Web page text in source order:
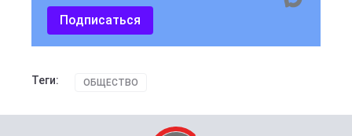
Подписаться
Теги: ОБЩЕСТВО